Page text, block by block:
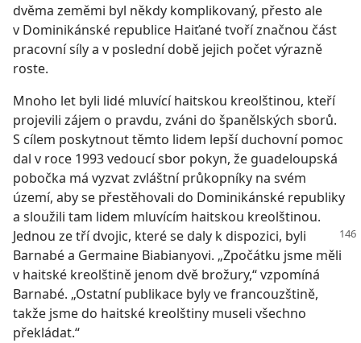
dvěma zeměmi byl někdy komplikovaný, přesto ale
v Dominikánské republice Haiťané tvoří značnou část
pracovní síly a v poslední době jejich počet výrazně
roste.
Mnoho let byli lidé mluvící haitskou kreolštinou, kteří
projevili zájem o pravdu, zváni do španělských sborů.
S cílem poskytnout těmto lidem lepší duchovní pomoc
dal v roce 1993 vedoucí sbor pokyn, že guadeloupská
pobočka má vyzvat zvláštní průkopníky na svém
území, aby se přestěhovali do Dominikánské republiky
a sloužili tam lidem mluvícím haitskou kreolštinou.
Jednou ze tří dvojic, které se daly k dispozici, byli
Barnabé a Germaine Biabianyovi. „Zpočátku jsme měli
v haitské kreolštině jenom dvě brožury,“ vzpomíná
Barnabé. „Ostatní publikace byly ve francouzštině,
takže jsme do haitské kreolštiny museli všechno
překládat.“